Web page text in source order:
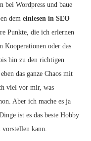
bei Wordpress und baue
dem einlesen in SEO
Punkte, die ich erlernen
Kooperationen oder das
hin zu den richtigen
das ganze Chaos mit
viel vor mir, was
Aber ich mache es ja
ist es das beste Hobby
kann.